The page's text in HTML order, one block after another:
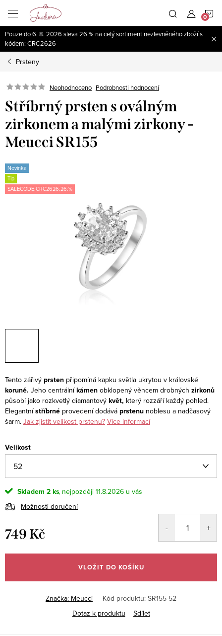
obsah
Pouze do 6. 8. 2026 sleva 26 % na celý sortiment nezlevněného zboží s
kódem: CRC2626
Prsteny
Neohodnoceno Podrobnosti hodnocení
Stříbrný prsten s oválným
zirkonem a malými zirkony -
Meucci SR155
Novinka
Tip
SALECODE:CRC2626:26:%
Tento zářivý prsten připomíná kapku světla ukrytou v královské
koruně. Jeho centrálníkámen obklopený věncem drobných zirkonů
působí jako rozkvetlý diamantový květ, který rozzáří každý pohled.
Elegantnístříbrné provedení dodává prstenu noblesu a nadčasový
šarm. Jak zjistit velikost prstenu? Více informací
Velikost
Skladem 2 ks
11.8.2026
Možnosti doručení
749 Kč
cena:
VLOŽIT DO KOŠÍKU
Značka: Meucci Kód produktu: SR155-52
Dotaz k produktu
Sdílet